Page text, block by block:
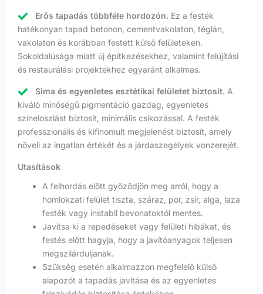
Erős tapadás többféle hordozón. Ez a festék
hatékonyan tapad betonon, cementvakolaton, téglán,
vakolaton és korábban festett külső felületeken.
Sokoldalúsága miatt új építkezésekhez, valamint felújítási
és restaurálási projektekhez egyaránt alkalmas.
Sima és egyenletes esztétikai felületet biztosít. A
kiváló minőségű pigmentáció gazdag, egyenletes
színeloszlást biztosít, minimális csíkozással. A festék
professzionális és kifinomult megjelenést biztosít, amely
növeli az ingatlan értékét és a járdaszegélyek vonzerejét.
Utasítások
A felhordás előtt győződjön meg arról, hogy a
homlokzati felület tiszta, száraz, por, zsír, alga, laza
festék vagy instabil bevonatoktól mentes.
Javítsa ki a repedéseket vagy felületi hibákat, és
festés előtt hagyja, hogy a javítóanyagok teljesen
megszilárduljanak.
Szükség esetén alkalmazzon megfelelő külső
alapozót a tapadás javítása és az egyenletes